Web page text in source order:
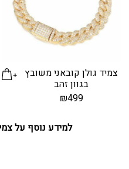
צמיד גולן קובאני משובץ
בגוון זהב
₪499
למידע נוסף על